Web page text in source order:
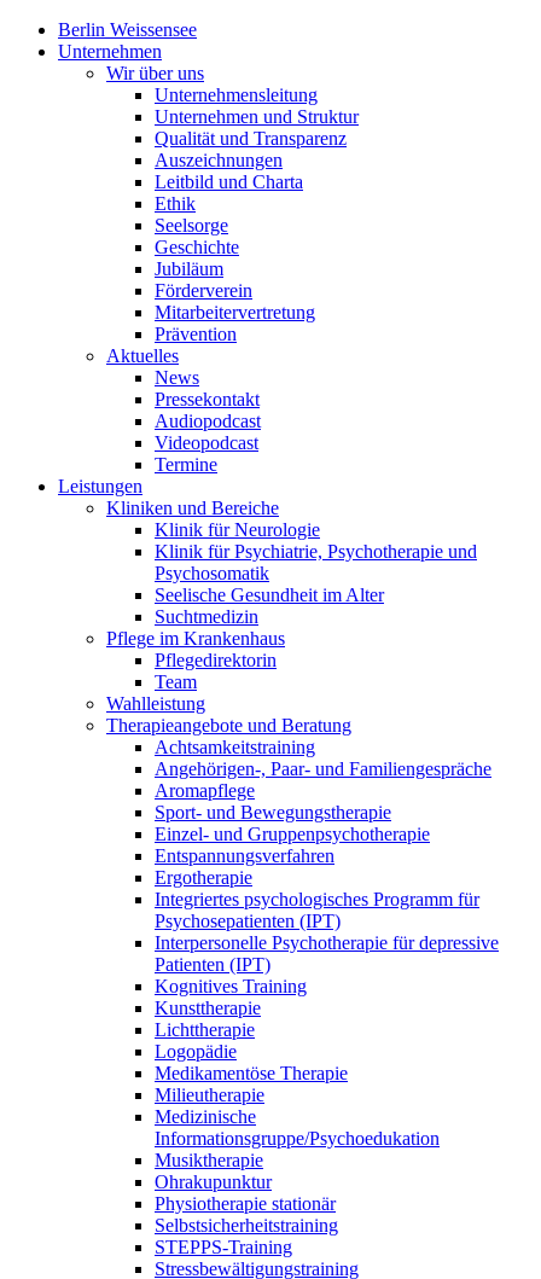
Berlin Weissensee
Unternehmen
Wir über uns
Unternehmensleitung
Unternehmen und Struktur
Qualität und Transparenz
Auszeichnungen
Leitbild und Charta
Ethik
Seelsorge
Geschichte
Jubiläum
Förderverein
Mitarbeitervertretung
Prävention
Aktuelles
News
Pressekontakt
Audiopodcast
Videopodcast
Termine
Leistungen
Kliniken und Bereiche
Klinik für Neurologie
Klinik für Psychiatrie, Psychotherapie und
Psychosomatik
Seelische Gesundheit im Alter
Suchtmedizin
Pflege im Krankenhaus
Pflegedirektorin
Team
Wahlleistung
Therapieangebote und Beratung
Achtsamkeitstraining
Angehörigen-, Paar- und Familiengespräche
Aromapflege
Sport- und Bewegungstherapie
Einzel- und Gruppenpsychotherapie
Entspannungsverfahren
Ergotherapie
Integriertes psychologisches Programm für
Psychosepatienten (IPT)
Interpersonelle Psychotherapie für depressive
Patienten (IPT)
Kognitives Training
Kunsttherapie
Lichttherapie
Logopädie
Medikamentöse Therapie
Milieutherapie
Medizinische
Informationsgruppe/Psychoedukation
Musiktherapie
Ohrakupunktur
Physiotherapie stationär
Selbstsicherheitstraining
STEPPS-Training
Stressbewältigungstraining